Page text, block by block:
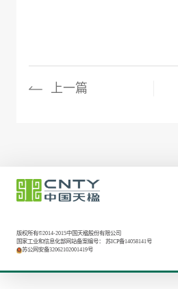
上一篇
版权所有©2014-2015中国天楹股份有限公司
国家工业和信息化部网站备案编号： 苏ICP备14058141号
苏公网安备32062102001419号